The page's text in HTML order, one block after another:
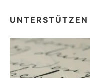
UNTERSTÜTZEN